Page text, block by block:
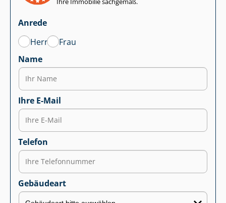
Anrede
Herr
Frau
Name
Ihre E-Mail
Telefon
Gebäudeart